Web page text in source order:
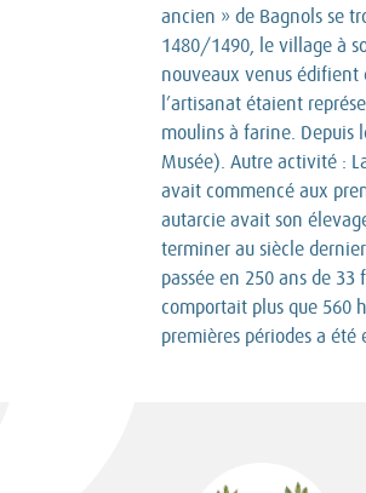
ancien » de Bagnols se
1480/1490, le village à
nouveaux venus édifient
l’artisanat étaient
moulins à farine. Depuis
Musée). Autre activité :
avait commencé aux
autarcie avait son
terminer au siècle
passée en 250 ans de
comportait plus que 560
premières périodes a été